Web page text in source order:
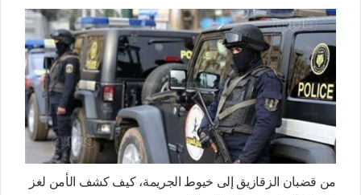
من قضبان الزقازيق إلى خيوط الجريمة، كيف كشف الأمن لغز